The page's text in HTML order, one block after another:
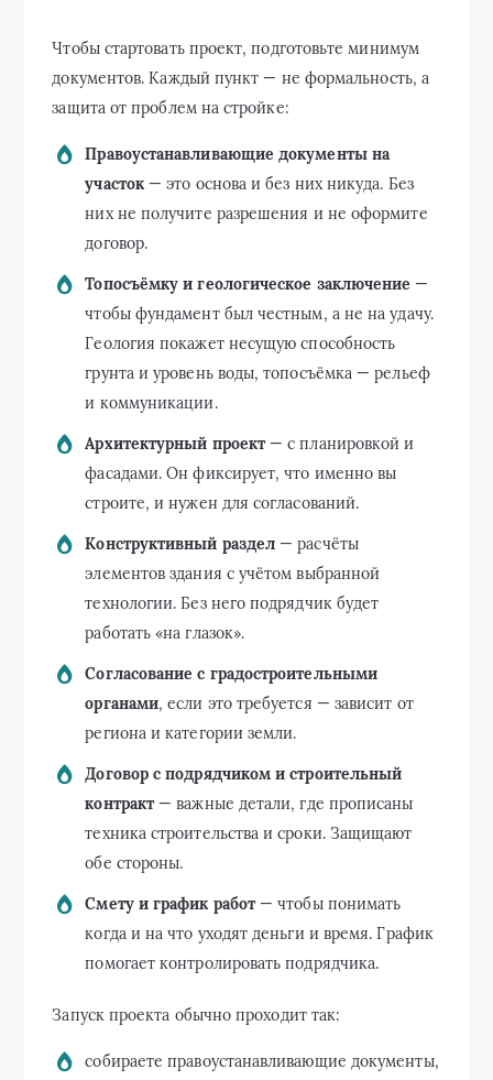
Чтобы стартовать проект, подготовьте минимум
документов. Каждый пункт — не формальность, а
защита от проблем на стройке:
Правоустанавливающие документы на
участок— это основа и без них никуда. Без
них не получите разрешения и не оформите
договор.
Топосъёмку и геологическое заключение —
чтобы фундамент был честным, а не на удачу.
Геология покажет несущую способность
грунта и уровень воды, топосъёмка — рельеф
и коммуникации.
Архитектурный проект — с планировкой и
фасадами. Он фиксирует, что именно вы
строите, и нужен для согласований.
Конструктивный раздел — расчёты
элементов здания с учётом выбранной
технологии. Без него подрядчик будет
работать «на глазок».
Согласование с градостроительными
органами, если это требуется — зависит от
региона и категории земли.
Договор с подрядчиком и строительный
контракт — важные детали, где прописаны
техника строительства и сроки. Защищают
обе стороны.
Смету и график работ — чтобы понимать
когда и на что уходят деньги и время. График
помогает контролировать подрядчика.
Запуск проекта обычно проходит так:
собираете правоустанавливающие документы,